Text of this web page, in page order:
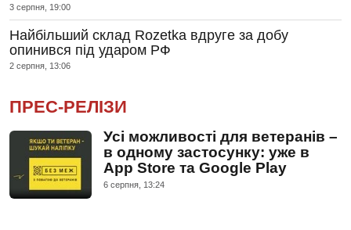
3 серпня, 19:00
Найбільший склад Rozetka вдруге за добу
опинився під ударом РФ
2 серпня, 13:06
ПРЕС-РЕЛІЗИ
Усі можливості для ветеранів –
в одному застосунку: уже в
App Store та Google Play
6 серпня, 13:24